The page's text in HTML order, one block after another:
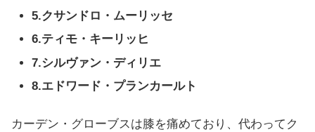
5.クサンドロ・ムーリッセ
6.ティモ・キーリッヒ
7.シルヴァン・ディリエ
8.エドワード・プランカールト
カーデン・グローブスは膝を痛めており、代わってク